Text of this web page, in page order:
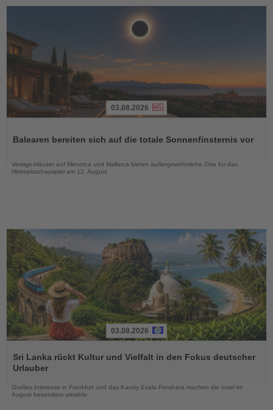
die
03.08.2026
Balearen bereiten sich auf die totale Sonnenfinsternis vor
Vestige-Häuser auf Menorca und Mallorca bieten außergewöhnliche Orte für das
Himmelsschauspiel am 12. August
Sie
die
03.08.2026
Sri Lanka rückt Kultur und Vielfalt in den Fokus deutscher
Urlauber
Großes Interesse in Frankfurt und das Kandy Esala Perahera machen die Insel im
August besonders attraktiv